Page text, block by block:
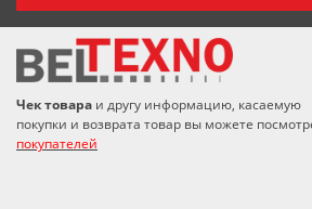
Чек товара и другу информацию, касаемую
покупки и возврата товар вы можете
покупателей